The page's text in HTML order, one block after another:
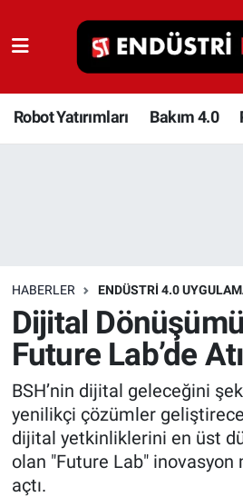
Robot Yatırımları Bakım 4.0
HABERLER ENDÜSTRI 4.0
Dijital
Future Lab’de
BSH’nin dijital geleceğini
yenilikçi çözümler
dijital yetkinliklerini en üst
olan "Future Lab" inovasyon
açtı.
Robot Yatırımları
Bakım 4.0
Depolama Çözümleri
İnşaat ve Malzeme
HaberOrtak
EndüstriST